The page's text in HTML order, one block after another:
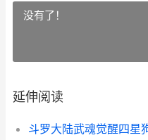
没有了！
延伸阅读